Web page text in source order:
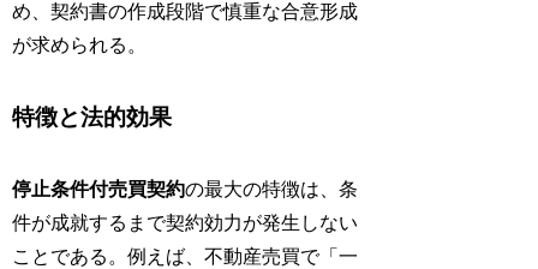
め、契約書の作成段階で慎重な合意形成
が求められる。
特徴と法的効果
停止条件付売買契約の最大の特徴は、条
件が成就するまで契約効力が発生しない
ことである。例えば、不動産売買で「一